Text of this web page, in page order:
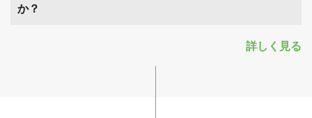
か？
詳しく見る